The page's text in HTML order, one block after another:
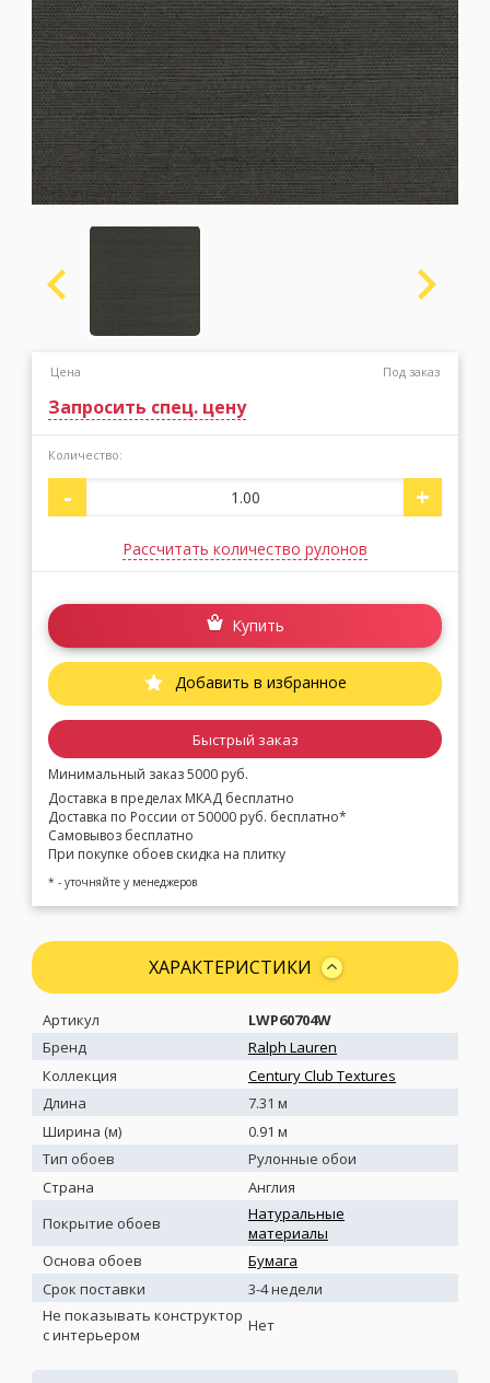
Москва (сменить город)
Заказать обратный звонок
Цена Под заказ
Запросить спец. цену
Количество:
- +
Рассчитать количество рулонов
Купить
Добавить в избранное
Быстрый заказ
Минимальный заказ 5000 руб.
Доставка в пределах МКАД бесплатно
Доставка по России от 50000 руб. бесплатно*
Самовывоз бесплатно
При покупке обоев скидка на плитку
* - уточняйте у менеджеров
ХАРАКТЕРИСТИКИ
Артикул
LWP60704W
Бренд
Ralph Lauren
Коллекция
Century Club Textures
Длина
7.31 м
Ширина (м)
0.91 м
Тип обоев
Рулонные обои
Страна
Англия
Покрытие обоев
Натуральные
материалы
Основа обоев
Бумага
Срок поставки
3-4 недели
Не показывать конструктор
с интерьером
Нет